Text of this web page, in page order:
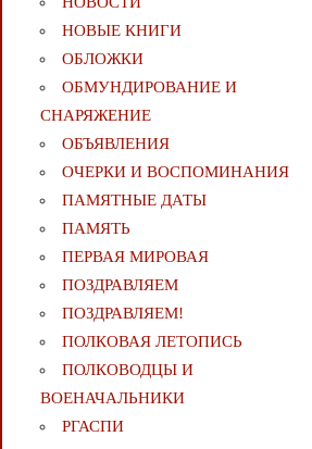
НОВЫЕ КНИГИ
ОБЛОЖКИ
ОБМУНДИРОВАНИЕ И
СНАРЯЖЕНИЕ
ОБЪЯВЛЕНИЯ
ОЧЕРКИ И ВОСПОМИНАНИЯ
ПАМЯТНЫЕ ДАТЫ
ПАМЯТЬ
ПЕРВАЯ МИРОВАЯ
ПОЗДРАВЛЯЕМ
ПОЗДРАВЛЯЕМ!
ПОЛКОВАЯ ЛЕТОПИСЬ
ПОЛКОВОДЦЫ И
ВОЕНАЧАЛЬНИКИ
РГАСПИ